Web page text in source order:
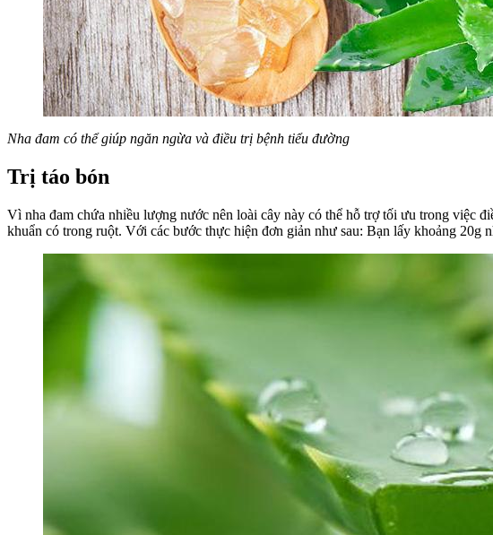
Nha đam có thể giúp ngăn ngừa và điều trị bệnh tiểu đường
Trị táo bón
Vì nha đam chứa nhiều lượng nước nên loài cây này có thể hỗ trợ tối ưu trong việc
khuẩn có trong ruột. Với các bước thực hiện đơn giản như sau: Bạn lấy khoảng 20g